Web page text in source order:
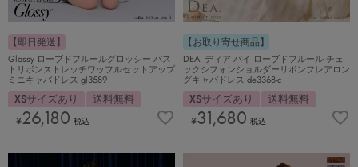
【即日発送】
Glossy ローブドフルールグロッシー バス
トリボンストレッチワッフルセットアップ
ミニキャバドレス gl3589
XSサイズあり 送料無料
¥26,180 税込
【お取り寄せ商品】
DEA. ディア バイ ローブドフルール チェ
ックシフォンショルダーリボンフレアロン
グキャバドレス de3368-c
XSサイズあり 送料無料
¥31,680 税込